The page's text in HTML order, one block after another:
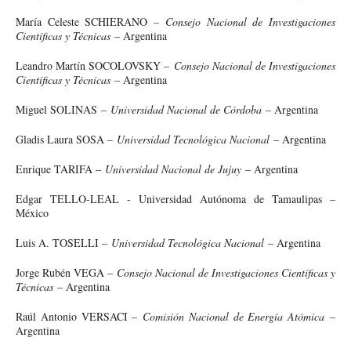
María Celeste SCHIERANO– Consejo Nacional de Investigaciones
Científicas y Técnicas– Argentina
Leandro Martín SOCOLOVSKY – Consejo Nacional de Investigaciones
Científicas y Técnicas– Argentina
Miguel SOLINAS – Universidad Nacional de Córdoba– Argentina
Gladis Laura SOSA – Universidad Tecnológica Nacional– Argentina
Enrique TARIFA – Universidad Nacional de Jujuy– Argentina
Edgar TELLO-LEAL - Universidad Autónoma de Tamaulipas –
México
Luis A. TOSELLI – Universidad Tecnológica Nacional– Argentina
Jorge Rubén VEGA – Consejo Nacional de Investigaciones Científicas y
Técnicas– Argentina
Raúl Antonio VERSACI – Comisión Nacional de Energía Atómica –
Argentina